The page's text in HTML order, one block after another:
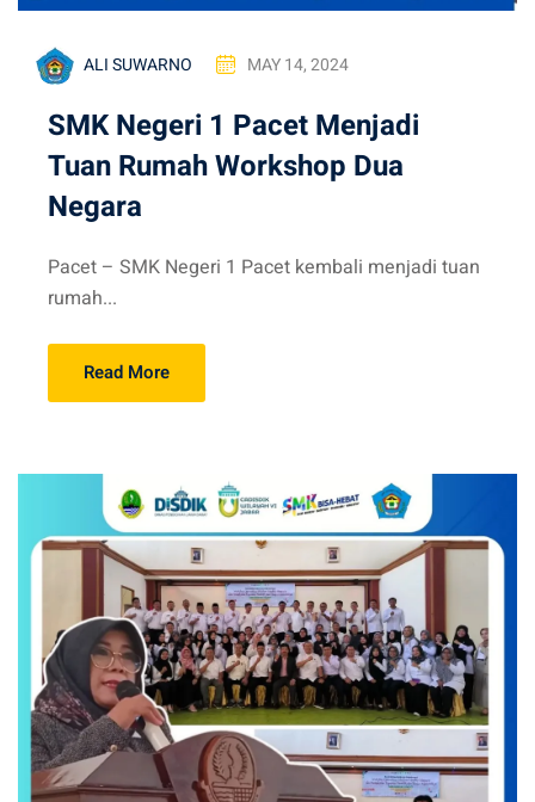
ALI SUWARNO MAY 14, 2024
SMK Negeri 1 Pacet Menjadi
Tuan Rumah Workshop Dua
Negara
Pacet – SMK Negeri 1 Pacet kembali menjadi tuan
rumah...
Read More